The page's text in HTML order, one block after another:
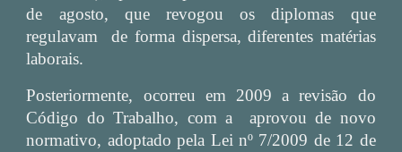
de agosto, que revogou os diplomas que
regulavam de forma dispersa, diferentes matérias
laborais.
Posteriormente, ocorreu em 2009 a revisão do
Código do Trabalho, com a aprovou de novo
normativo, adoptado pela Lei nº 7/2009 de 12 de